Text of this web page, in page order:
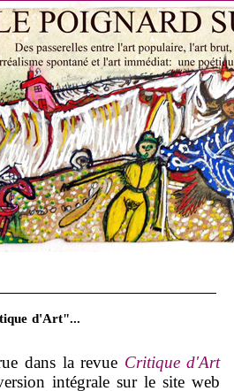
d'Art"...
dans la revue Critique d'Art
intégrale sur le site web